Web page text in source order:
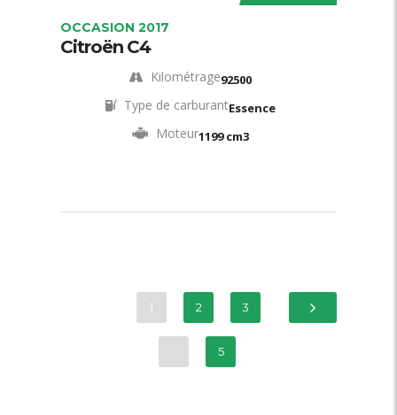
OCCASION 2017
Citroën C4
Kilométrage92500
Type de carburantEssence
Moteur1199 cm3
1 2 3
5